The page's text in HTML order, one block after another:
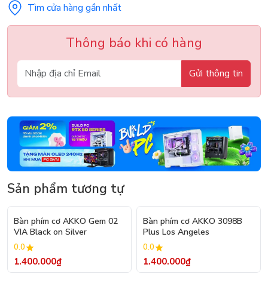
Tìm cửa hàng gần nhất
Thông báo khi có hàng
Gửi thông tin
Sản phẩm tương tự
Bàn phím cơ AKKO Gem 02
VIA Black on Silver
0.0
1.400.000₫
Bàn phím cơ AKKO 3098B
Plus Los Angeles
0.0
1.400.000₫